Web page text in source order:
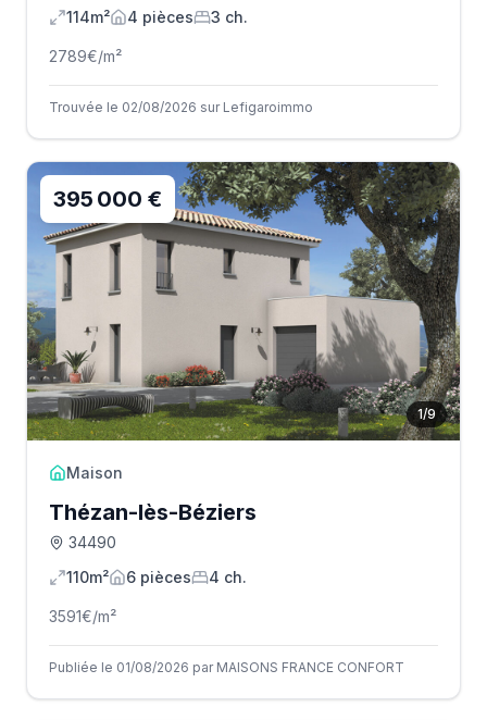
114m²
4 pièces 3 ch.
2789€/m²
Trouvée le 02/08/2026 sur Lefigaroimmo
1/9
395 000 €
Maison
Thézan-lès-Béziers
34490
110m²
6 pièces 4 ch.
3591€/m²
Publiée le 01/08/2026 par MAISONS FRANCE CONFORT